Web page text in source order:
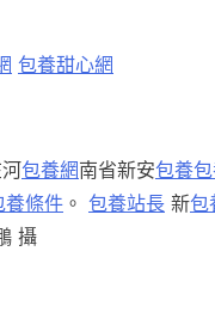
包養甜心網
包養網南省新安包養
養條件 。 包養站長 新包
攝